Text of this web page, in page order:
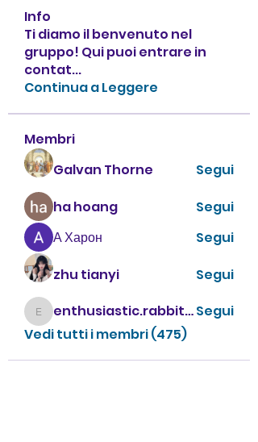
Info
Ti diamo il benvenuto nel
gruppo! Qui puoi entrare in
contat...
Continua a Leggere
Membri
Galvan Thorne
Segui
ha hoang
Segui
А Харон
Segui
zhu tianyi
Segui
enthusiastic.rabbit.uhur enthusiastic.rabbit.uhurSegui
Vedi tutti i membri (475)